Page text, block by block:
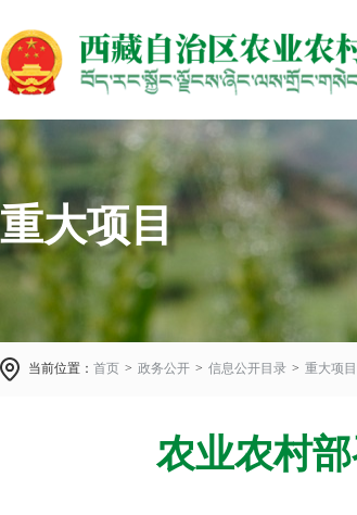
重大项目
当前位置： 首页 > 政务公开 > 信息公开目录 > 重大项目
农业农村